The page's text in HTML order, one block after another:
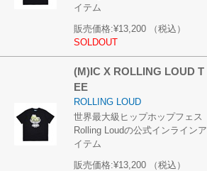
イテム
販売価格:¥13,200
（税込）
SOLDOUT
(M)IC X ROLLING LOUD T
EE
ROLLING LOUD
世界最大級ヒップホップフェス
Rolling Loudの公式インラインア
イテム
販売価格:¥13,200
（税込）